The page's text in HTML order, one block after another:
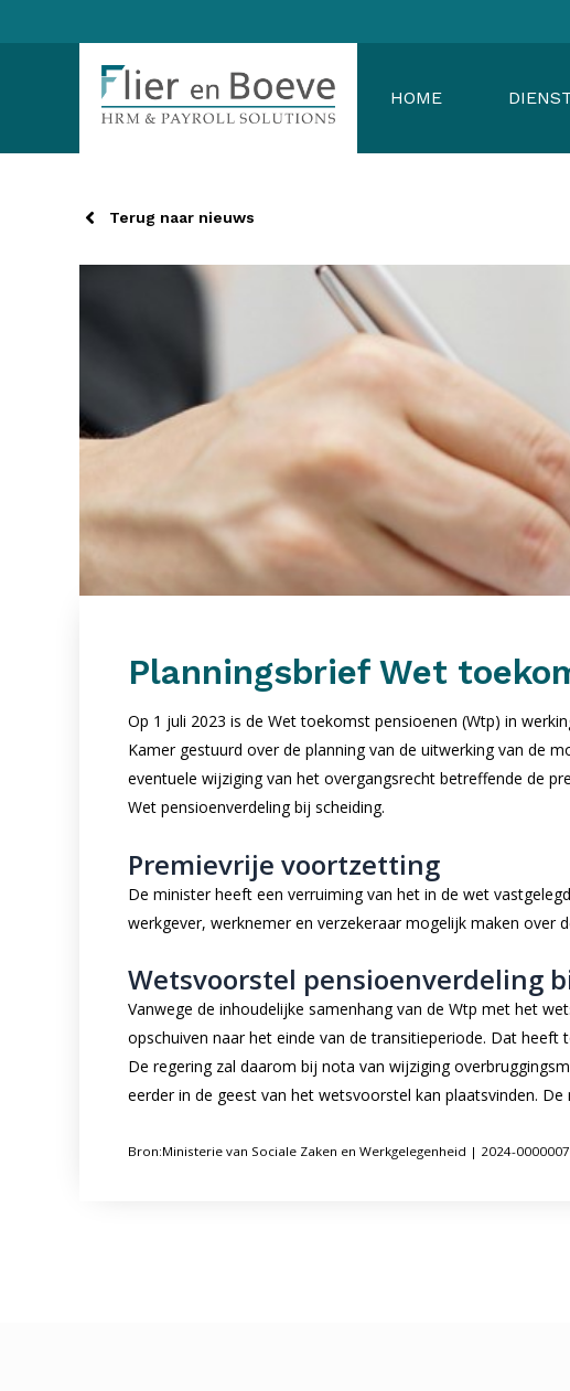
HOME
Terug naar nieuws
Planningsbrief Wet
Op 1 juli 2023 is de Wet toekomst pensioenen (Wtp) in
Kamer gestuurd over de planning van de uitwerking van de
eventuele wijziging van het overgangsrecht betreffende de
Wet pensioenverdeling bij scheiding.
Premievrije voortzetting
De minister heeft een verruiming van het in de wet
werkgever, werknemer en verzekeraar mogelijk maken over
Wetsvoorstel pensioenverdeling
Vanwege de inhoudelijke samenhang van de Wtp met het
opschuiven naar het einde van de transitieperiode. Dat
De regering zal daarom bij nota van wijziging
eerder in de geest van het wetsvoorstel kan plaatsvinden.
Bron:Ministerie van Sociale Zaken en Werkgelegenheid | 2024-